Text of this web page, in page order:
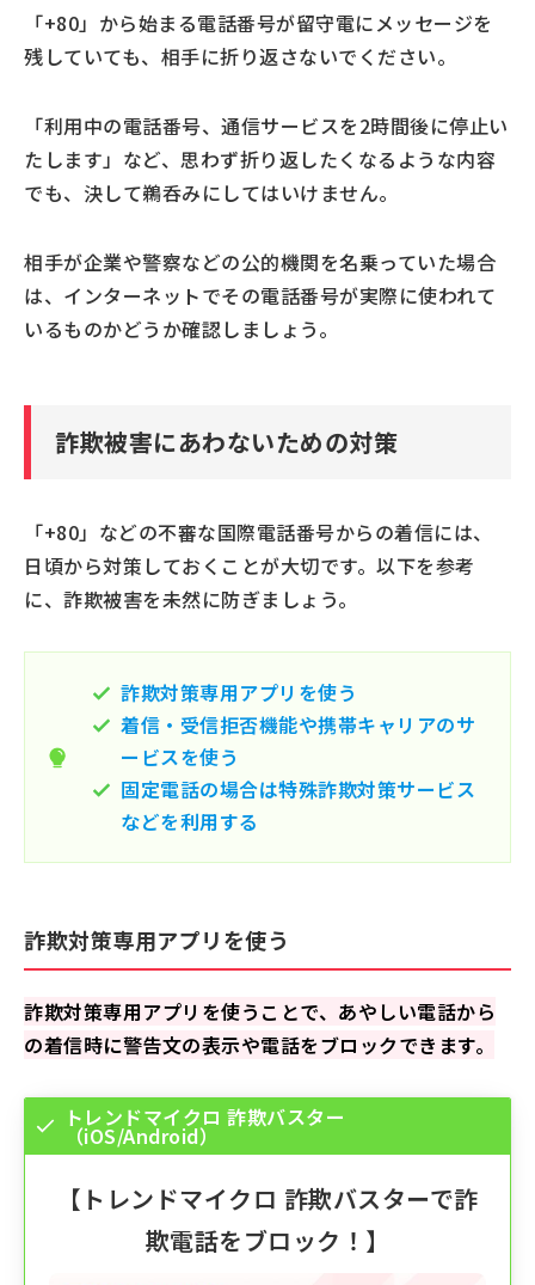
「+80」から始まる電話番号が留守電にメッセージを
残していても、相手に折り返さないでください。
「利用中の電話番号、通信サービスを2時間後に停止い
たします」など、思わず折り返したくなるような内容
でも、決して鵜呑みにしてはいけません。
相手が企業や警察などの公的機関を名乗っていた場合
は、インターネットでその電話番号が実際に使われて
いるものかどうか確認しましょう。
詐欺被害にあわないための対策
「+80」などの不審な国際電話番号からの着信には、
日頃から対策しておくことが大切です。以下を参考
に、詐欺被害を未然に防ぎましょう。
詐欺対策専用アプリを使う
着信・受信拒否機能や携帯キャリアのサ
ービスを使う
固定電話の場合は特殊詐欺対策サービス
などを利用する
詐欺対策専用アプリを使う
詐欺対策専用アプリを使うことで、あやしい電話から
の着信時に警告文の表示や電話をブロックできます。
トレンドマイクロ 詐欺バスター
（iOS/Android）
【 トレンドマイクロ 詐欺バスターで詐
欺電話をブロック！】